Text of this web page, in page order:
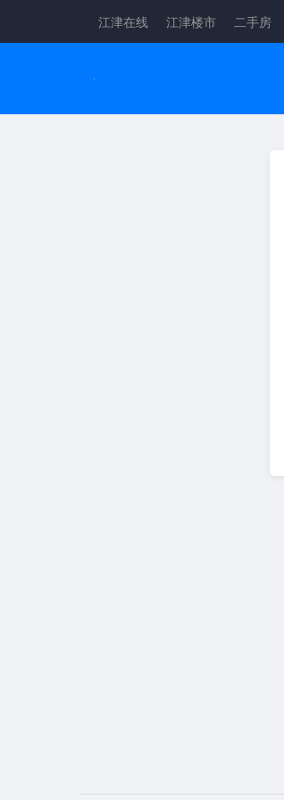
江津在线 江津楼市 二手房